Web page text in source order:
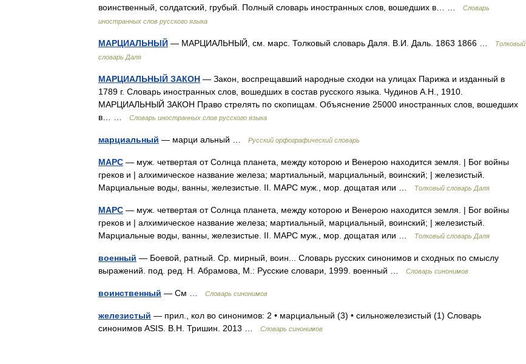
воинственный, солдатский, грубый. Полный словарь иностранных слов, вошедших в… …
Словарь
иностранных слов русского языка
МАРЦИАЛЬНЫЙ — МАРЦИАЛЬНЫЙ, см. марс. Толковый словарь Даля. В.И. Даль. 1863 1866 …
Толковый
словарь Даля
МАРЦИАЛЬНЫЙ ЗАКОН — Закон, воспрещавший народные сходки на улицах Парижа и изданный в
1789 г. Словарь иностранных слов, вошедших в состав русского языка. Чудинов А.Н., 1910.
МАРЦИАЛЬНЫЙ ЗАКОН Право стрелять по скопищам. Объяснение 25000 иностранных слов, вошедших
в… …
Словарь иностранных слов русского языка
марциальный — марци альный … Русский орфографический словарь
МАРС — муж. четвертая от Солнца планета, между которою и Венерою находится земля. | Бог войны
греков и | алхимическое название железа; мартиальный, марциальный, воинский; | железистый.
Марциальные воды, ванны, железистые. II. МАРС муж., мор. дощатая или …
Толковый словарь Даля
МАРС — муж. четвертая от Солнца планета, между которою и Венерою находится земля. | Бог войны
греков и | алхимическое название железа; мартиальный, марциальный, воинский; | железистый.
Марциальные воды, ванны, железистые. II. МАРС муж., мор. дощатая или …
Толковый словарь Даля
военный — Боевой, ратный. Ср. мирный, воин... Словарь русских синонимов и сходных по смыслу
выражений. под. ред. Н. Абрамова, М.: Русские словари, 1999. военный …
Словарь синонимов
воинственный — См … Словарь синонимов
железистый — прил., кол во синонимов: 2 • марциальный (3) • сильножелезистый (1) Словарь
синонимов ASIS. В.Н. Тришин. 2013 …
Словарь синонимов